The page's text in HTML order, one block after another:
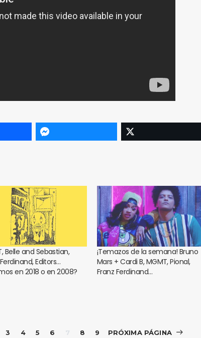
Belle and Sebastian,
Editors…
en 2018 o en 2008?
¡Temazos de la semana! Bruno
Mars + Cardi B, MGMT, Pional,
Franz Ferdinand…
3 4 5 6 7 8 9 PRÓXIMA PÁGINA